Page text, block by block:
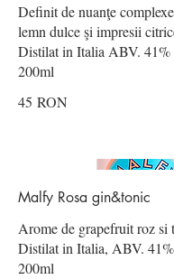
Definit de nuanţe
lemn dulce şi impresii
Distilat in Italia ABV. 41%
200ml
45 RON
Malfy Rosa gin&tonic
Arome de grapefruit roz si
Distilat in Italia, ABV. 41%
200ml